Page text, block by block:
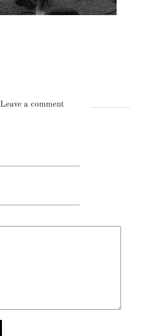
Leave a comment